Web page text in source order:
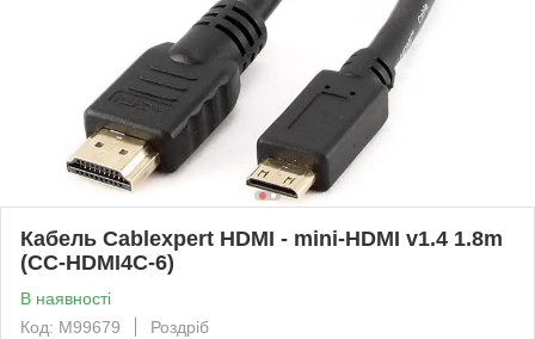
Кабель Cablexpert HDMI - mini-HDMI v1.4 1.8m
(CC-HDMI4C-6)
В наявності
Код: M99679
Роздріб